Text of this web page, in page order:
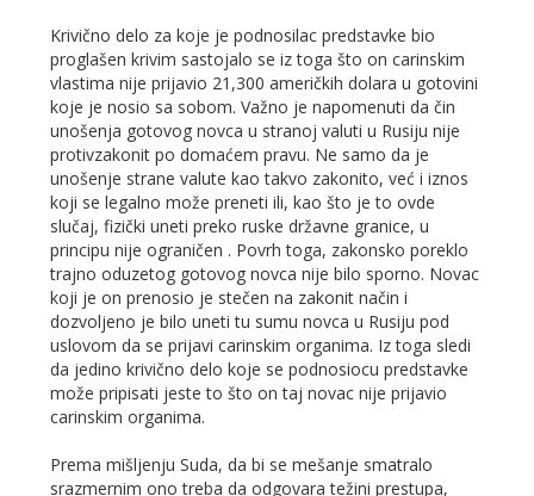
Krivično delo za koje je podnosilac predstavke bio
proglašen krivim sastojalo se iz toga što on carinskim
vlastima nije prijavio 21,300 američkih dolara u gotovini
koje je nosio sa sobom. Važno je napomenuti da čin
unošenja gotovog novca u stranoj valuti u Rusiju nije
protivzakonit po domaćem pravu. Ne samo da je
unošenje strane valute kao takvo zakonito, već i iznos
koji se legalno može preneti ili, kao što je to ovde
slučaj, fizički uneti preko ruske državne granice, u
principu nije ograničen . Povrh toga, zakonsko poreklo
trajno oduzetog gotovog novca nije bilo sporno. Novac
koji je on prenosio je stečen na zakonit način i
dozvoljeno je bilo uneti tu sumu novca u Rusiju pod
uslovom da se prijavi carinskim organima. Iz toga sledi
da jedino krivično delo koje se podnosiocu predstavke
može pripisati jeste to što on taj novac nije prijavio
carinskim organima.
Prema mišljenju Suda, da bi se mešanje smatralo
srazmernim ono treba da odgovara težini prestupa,